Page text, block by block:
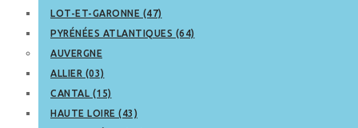
LOT-ET-GARONNE (47)
PYRÉNÉES ATLANTIQUES (64)
AUVERGNE
ALLIER (03)
CANTAL (15)
HAUTE LOIRE (43)